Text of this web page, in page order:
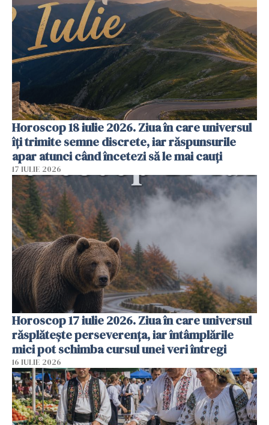
Horoscop 18 iulie 2026. Ziua în care universul
îți trimite semne discrete, iar răspunsurile
apar atunci când încetezi să le mai cauți
17 IULIE 2026
Horoscop 17 iulie 2026. Ziua în care universul
răsplătește perseverența, iar întâmplările
mici pot schimba cursul unei veri întregi
16 IULIE 2026